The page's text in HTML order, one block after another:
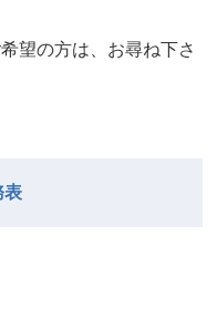
望の⽅は、お尋ね下さ
表